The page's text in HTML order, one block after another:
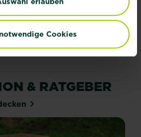
Cookies
anmelden
& RATGEBER